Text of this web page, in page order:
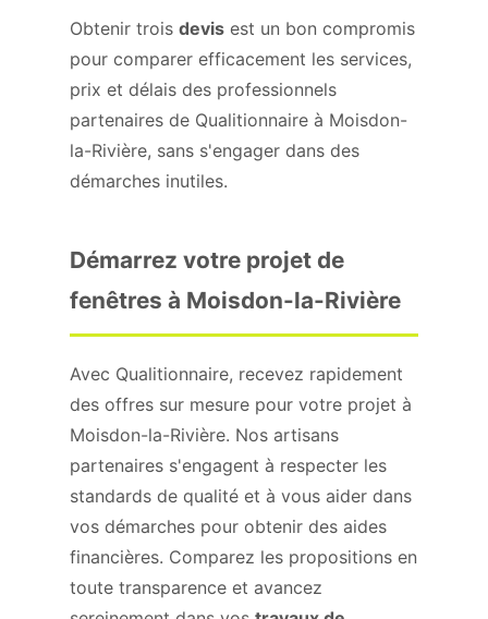
Obtenir trois devis est un bon compromis
pour comparer efficacement les services,
prix et délais des professionnels
partenaires de Qualitionnaire à Moisdon-
la-Rivière, sans s'engager dans des
démarches inutiles.
Démarrez votre projet de
fenêtres à Moisdon-la-Rivière
Avec Qualitionnaire, recevez rapidement
des offres sur mesure pour votre projet à
Moisdon-la-Rivière. Nos artisans
partenaires s'engagent à respecter les
standards de qualité et à vous aider dans
vos démarches pour obtenir des aides
financières. Comparez les propositions en
toute transparence et avancez